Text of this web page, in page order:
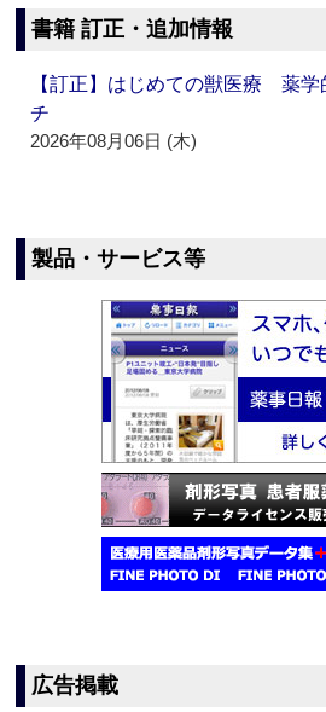
書籍 訂正・追加情報
【訂正】はじめての獣医療 薬学
チ
2026年08月06日 (木)
製品・サービス等
広告掲載